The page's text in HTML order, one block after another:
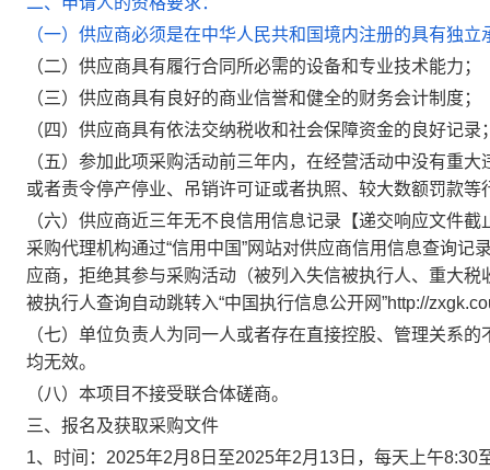
（一）供应商必须是在中华人民共和国境内注册的具有独
（二） 供应商具有履行合同所必需的设备和专业技术能力；
（三）供应商具有良好的商业信誉和健全的财务会计制度；
（四） 供应商具有依法交纳税收和社会保障资金的良好记录
（五） 参加此项采购活动前三年内，在经营活动中没有重
或者责令停产停业、吊销许可证或者执照、较大数额罚款等
（六） 供应商近三年无不良信用信息记录【递交响应文件
采购代理机构通过“信用中国”网站对供应商信用信息查询
应商，拒绝其参与采购活动（被列入失信被执行人、重大
被执行人查询自动跳转入“中国执行信息公开网”http://
（七）单位负责人为同一人或者存在直接控股、管理关系
均无效。
（八）本项目不接受联合体磋商。
三、 报名及获取采购文件
1、时间：2025年2月8日至2025年2月13日，每天上午